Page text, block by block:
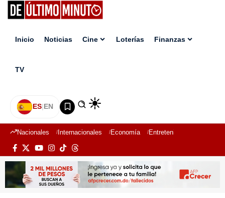
Inicio Noticias Cine Loterías Finanzas
TV
ES|EN
Nacionales Internacionales Economía Entretenimiento